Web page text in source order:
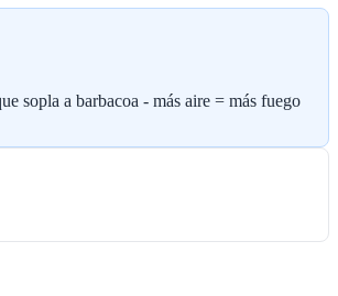
sopla a barbacoa - más aire = más fuego